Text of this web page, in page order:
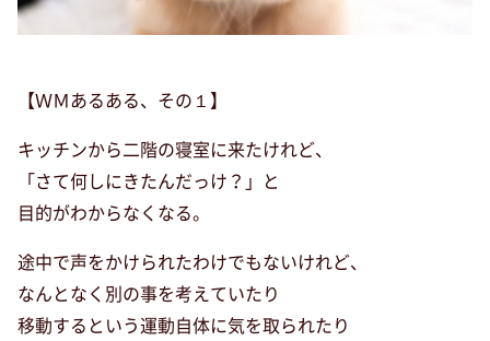
【ＷＭあるある、その１】
キッチンから二階の寝室に来たけれど、
「さて何しにきたんだっけ？」と
目的がわからなくなる。
途中で声をかけられたわけでもないけれど、
なんとなく別の事を考えていたり
移動するという運動自体に気を取られたり